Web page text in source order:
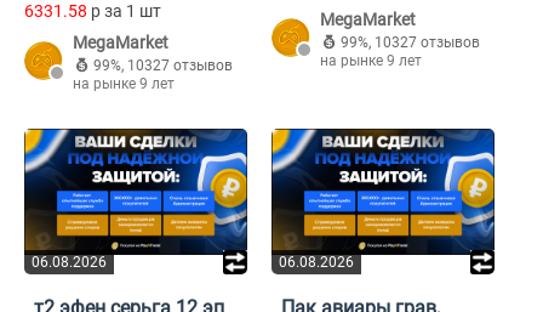
6331.58 p за 1 шт
MegaMarket
99%, 10327 отзывов
на рынке 9 лет
MegaMarket
99%, 10327 отзывов
на рынке 9 лет
06.08.2026 06.08.2026